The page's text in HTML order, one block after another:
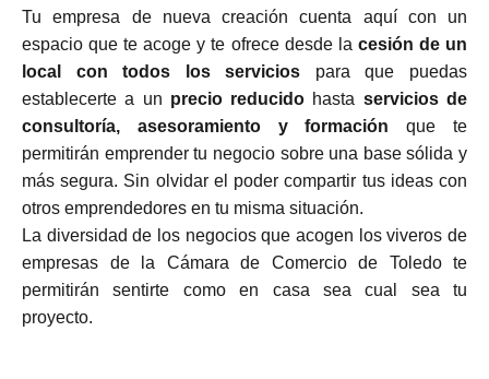
Tu empresa de nueva creación cuenta aquí con un
espacio que te acoge y te ofrece desde la cesión de un
local con todos los servicios para que puedas
establecerte a un precio reducido hasta servicios de
consultoría, asesoramiento y formación que te
permitirán emprender tu negocio sobre una base sólida y
más segura. Sin olvidar el poder compartir tus ideas con
otros emprendedores en tu misma situación.
La diversidad de los negocios que acogen los viveros de
empresas de la Cámara de Comercio de Toledo te
permitirán sentirte como en casa sea cual sea tu
proyecto.